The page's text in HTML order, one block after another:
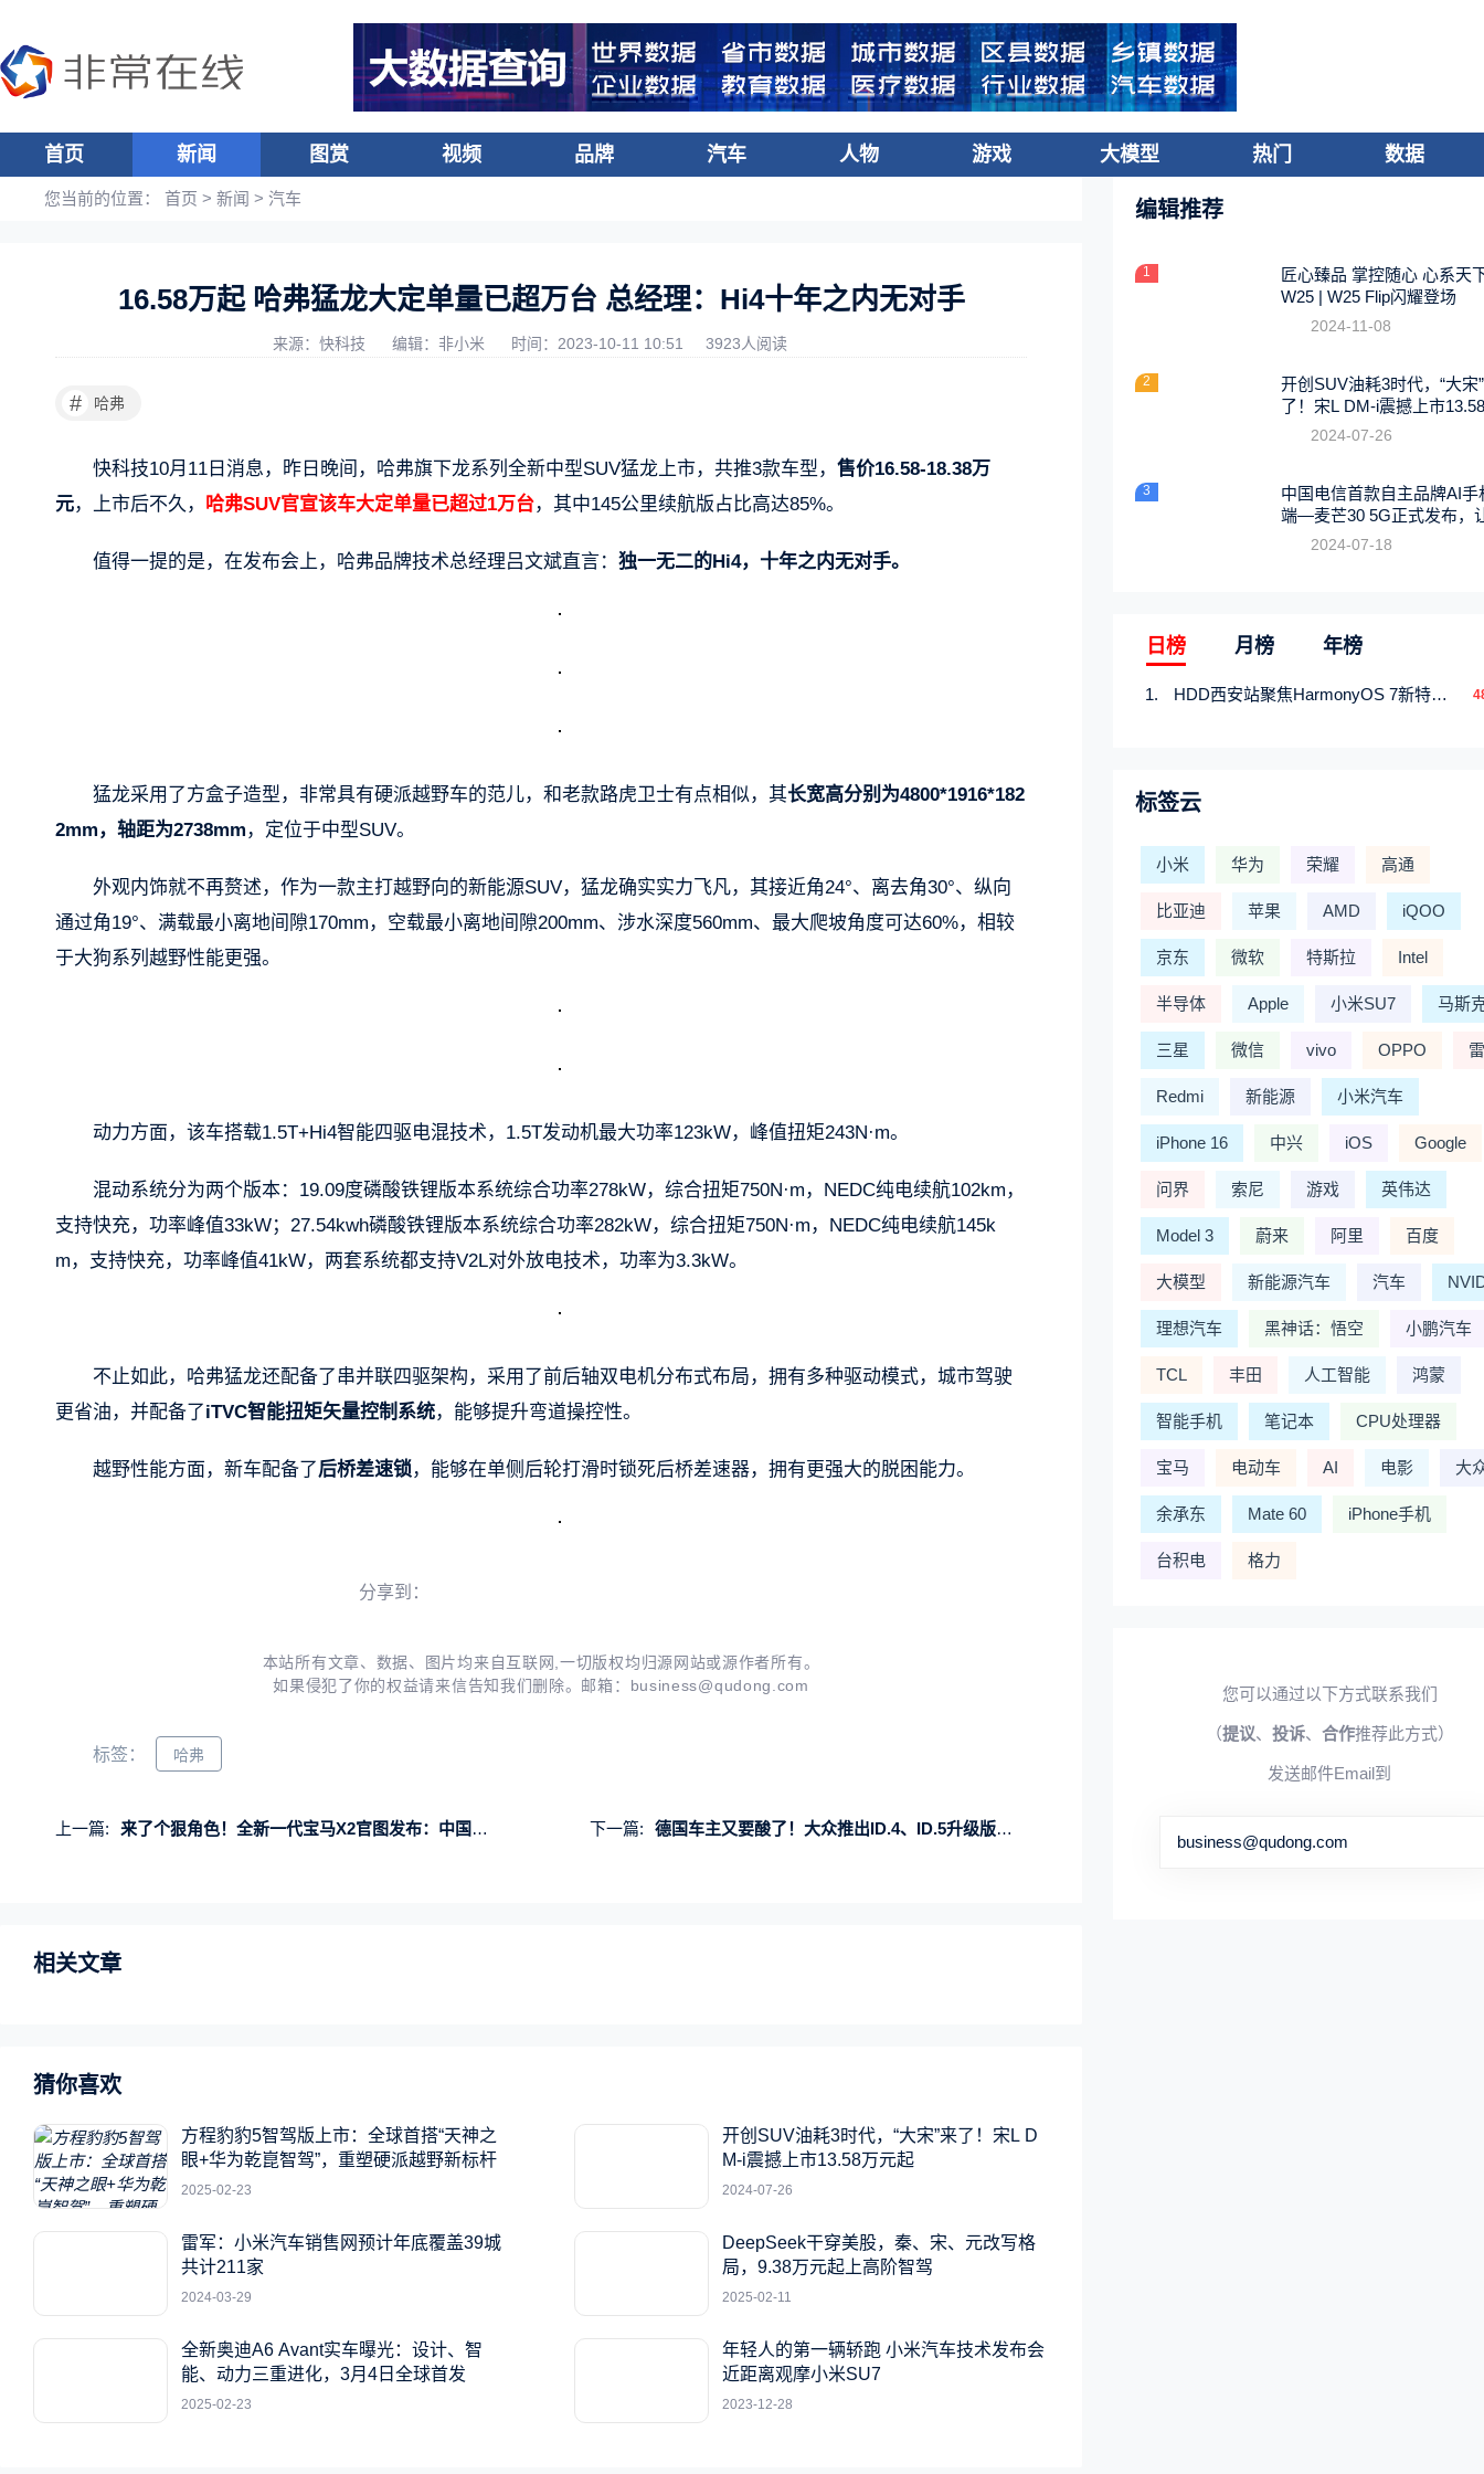
首页 新闻 图赏 视频 品牌 汽车 人物 游戏 大模型 热门 数据
您当前的位置： 首页 > 新闻 > 汽车
16.58万起 哈弗猛龙大定单量已超万台 总经理：Hi4十年之内无对手
来源：快科技 编辑：非小米 时间：2023-10-11 10:51 3923人阅读
# 哈弗
快科技10月11日消息，昨日晚间，哈弗旗下龙系列全新中型SUV猛龙上市，共推3款车型， 售价16.58-18.38万
元，上市后不久， 哈弗SUV官宣该车大定单量已超过1万台，其中145公里续航版占比高达85%。
值得一提的是，在发布会上，哈弗品牌技术总经理吕文斌直言： 独一无二的Hi4，十年之内无对手。
猛龙采用了方盒子造型，非常具有硬派越野车的范儿，和老款路虎卫士有点相似，其长宽高分别为4800*1916*182
2mm，轴距为2738mm ，定位于中型SUV。
外观内饰就不再赘述，作为一款主打越野向的新能源SUV，猛龙确实实力飞凡，其接近角24°、离去角30°、纵向
通过角19°、满载最小离地间隙170mm，空载最小离地间隙200mm、涉水深度560mm、最大爬坡角度可达60%，相较
于大狗系列越野性能更强。
动力方面，该车搭载1.5T+Hi4智能四驱电混技术，1.5T发动机最大功率123kW，峰值扭矩243N·m。
混动系统分为两个版本：19.09度磷酸铁锂版本系统综合功率278kW，综合扭矩750N·m，NEDC纯电续航102km，
支持快充，功率峰值33kW；27.54kwh磷酸铁锂版本系统综合功率282kW，综合扭矩750N·m，NEDC纯电续航145k
m，支持快充，功率峰值41kW，两套系统都支持V2L对外放电技术，功率为3.3kW。
不止如此，哈弗猛龙还配备了串并联四驱架构，采用了前后轴双电机分布式布局，拥有多种驱动模式，城市驾驶
更省油，并配备了iTVC智能扭矩矢量控制系统，能够提升弯道操控性。
越野性能方面，新车配备了后桥差速锁，能够在单侧后轮打滑时锁死后桥差速器，拥有更强大的脱困能力。
分享到：
本站所有文章、数据、图片均来自互联网,一切版权均归源网站或源作者所有。
如果侵犯了你的权益请来信告知我们删除。邮箱： business@qudong.com
标签： 哈弗
上一篇: 来了个狠角色！全新一代宝马X2官图发布：中国大陆消费者无缘 下一篇: 德国车主又要酸了！大众推出ID.4、ID.5升级版：动力续航全部提升
相关文章
猜你喜欢
方程豹豹5智驾版上市：全球首搭“天神之
眼+华为乾崑智驾”，重塑硬派越野新标杆
2025-02-23
开创SUV油耗3时代，“大宋”来了！宋L D
M-i震撼上市13.58万元起
2024-07-26
雷军：小米汽车销售网预计年底覆盖39城
共计211家
2024-03-29
DeepSeek干穿美股，秦、宋、元改写格
局，9.38万元起上高阶智驾
2025-02-11
全新奥迪A6 Avant实车曝光：设计、智
能、动力三重进化，3月4日全球首发
2025-02-23
年轻人的第一辆轿跑 小米汽车技术发布会
近距离观摩小米SU7
2023-12-28
编辑推荐
1
匠心臻品 掌控随心 心系天
W25 | W25 Flip闪耀登场
2024-11-08
2
开创SUV油耗3时代，“大宋
了！宋L DM-i震撼上市
2024-07-26
3
中国电信首款自主品牌AI手
端—麦芒30 5G正式发布，
触手可及
2024-07-18
日榜 月榜 年榜
HDD西安站聚焦HarmonyOS 7新特性，解锁从互联到智能的应用开发新范式
标签云
小米 华为 荣耀 高通
比亚迪 苹果 AMD iQOO
京东 微软 特斯拉 Intel
半导体 Apple 小米SU7 马斯
三星 微信 vivo OPPO
Redmi 新能源 小米汽车
iPhone 16 中兴 iOS Google
问界 索尼 游戏 英伟达
Model 3 蔚来 阿里 百度
大模型 新能源汽车 汽车
理想汽车 黑神话：悟空 小鹏汽车
TCL 丰田 人工智能 鸿蒙
智能手机 笔记本 CPU处理器
宝马 电动车 AI 电影 大
余承东 Mate 60 iPhone手机
台积电 格力
您可以通过以下方式联系我们
（提议、 投诉、 合作推荐此方式）
发送邮件Email到
business@qudong.com